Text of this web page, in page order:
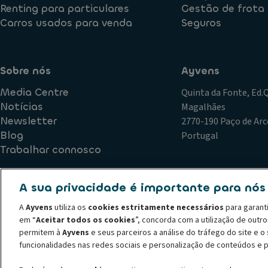
Renting para particulares
Carros usados para venda
Gestão de frota
Seguros
Sobre nós
Media Centre
Notícias
Newsletter
Blog
Trabalhar connosco
Ayvens
Quinta da Fonte,
Magalhães
2770-190 Paço de
Portugal
Política de Qualidade Plano de Prevenção de Riscos de
Declaração de privacidade
Termos de utilização Política
Código de conduta
Canal de denúncias Política de
© 2026 A ALD Automotive I LeasePlan revela o Grupo Ayvens, a sua
líder global em mobilidade sustentável, fornecendo serviços
A sua privacidade é importante para nós
AAyvens utiliza os cookies estritamente necessários para
em “Aceitar todos os cookies”, concorda com a utilização de
permitem à Ayvens e seus parceiros a análise do tráfego do site e
funcionalidades nas redes sociais e personalização de conteúdos